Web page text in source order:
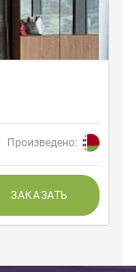
Произведено:
ЗАКАЗАТЬ